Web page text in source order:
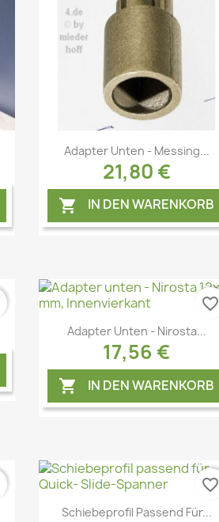
Vorschau
Adapter Unten - Messing...
21,80 €
 IN DEN WARENKORB
 Vorschau
Adapter Unten - Nirosta...
17,56 €
 IN DEN WARENKORB
favorite_border
Schiebeprofil Passend Für...
favorite_border